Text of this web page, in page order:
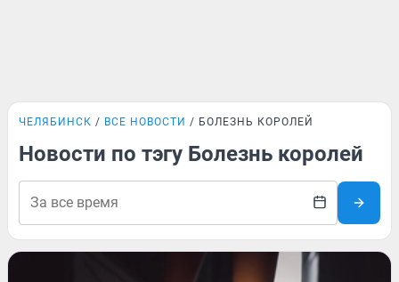
ЧЕЛЯБИНСК ВСЕ НОВОСТИ БОЛЕЗНЬ КОРОЛЕЙ
Новости по тэгу Болезнь королей